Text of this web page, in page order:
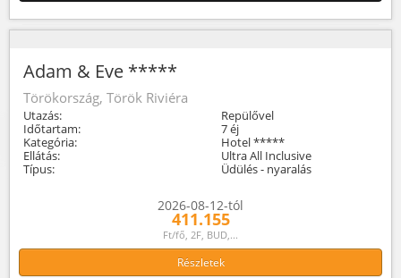
Adam & Eve *****
Törökország, Török Riviéra
Utazás:
Repülővel
Időtartam:
7 éj
Kategória:
Hotel *****
Ellátás:
Ultra All Inclusive
Típus:
Üdülés - nyaralás
2026-08-12-tól
411.155
Ft/fő, 2F, BUD,...
Részletek